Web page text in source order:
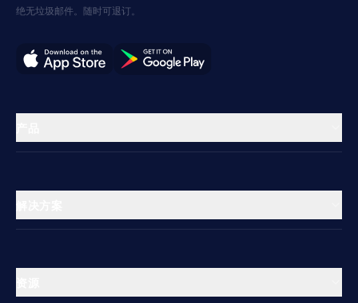
绝无垃圾邮件。随时可退订。
物业管理
预订引擎
酒店
产权式酒店